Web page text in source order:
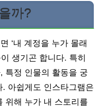
까?
‘내 계정을 누가 몰래
생기곤 합니다. 특히
특정 인물의 활동을 궁
아쉽게도 인스타그램은
위해 누가 내 스토리를